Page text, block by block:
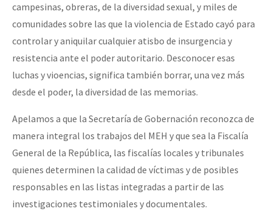
campesinas, obreras, de la diversidad sexual, y miles de
comunidades sobre las que la violencia de Estado cayó para
controlar y aniquilar cualquier atisbo de insurgencia y
resistencia ante el poder autoritario. Desconocer esas
luchas y vioencias, significa también borrar, una vez más
desde el poder, la diversidad de las memorias.
Apelamos a que la Secretaría de Gobernación reconozca de
manera integral los trabajos del MEH y que sea la Fiscalía
General de la República, las fiscalías locales y tribunales
quienes determinen la calidad de víctimas y de posibles
responsables en las listas integradas a partir de las
investigaciones testimoniales y documentales.